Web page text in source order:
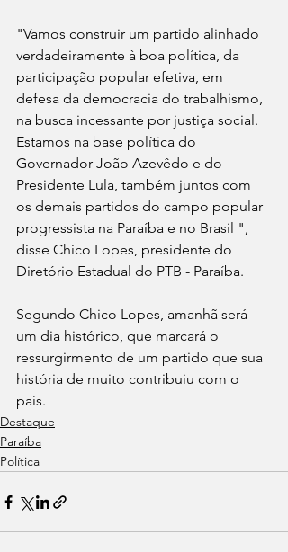
"Vamos construir um partido alinhado
verdadeiramente à boa política, da
participação popular efetiva, em
defesa da democracia do trabalhismo,
na busca incessante por justiça social.
Estamos na base política do
Governador João Azevêdo e do
Presidente Lula, também juntos com
os demais partidos do campo popular
progressista na Paraíba e no Brasil ",
disse Chico Lopes, presidente do
Diretório Estadual do PTB - Paraíba.
Segundo Chico Lopes, amanhã será
um dia histórico, que marcará o
ressurgirmento de um partido que sua
história de muito contribuiu com o
país.
Destaque
Paraíba
Política